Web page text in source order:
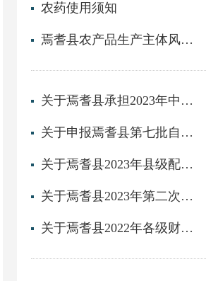
农药使用须知
焉耆县农产品生产主体风险等级公示
关于焉耆县承担2023年中央新型农业经营主体提升技术应用和生产经营能力项目、焉耆县农业生产社会化服务项目...
关于申报焉耆县第七批自治区农民专业合作社示范社名单公示
关于焉耆县2023年县级配套财政衔接推进乡村振兴补助资金（巩固拓展脱贫攻坚成果和乡村振兴任务）项目计划的...
关于焉耆县2023年第二次新增县级巩固拓展脱贫攻坚成果同乡村振兴有效衔接项目库审批意见
关于焉耆县2022年各级财政专项衔接补助资金（结余资金）项目计划的审核意见